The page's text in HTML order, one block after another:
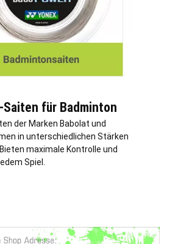
für Badminton
der Marken Babolat und
in unterschiedlichen Stärken
maximale Kontrolle und
Spiel.